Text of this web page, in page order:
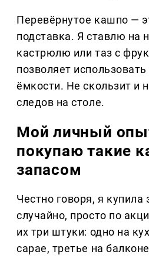
Перевёрнутое кашпо —
подставка. Я ставлю на
кастрюлю или таз с
позволяет
ёмкости. Не скользит и
следов на столе.
Мой личный
покупаю такие
запасом
Честно говоря, я купила
случайно, просто по
их три штуки: одно на
сарае, третье на